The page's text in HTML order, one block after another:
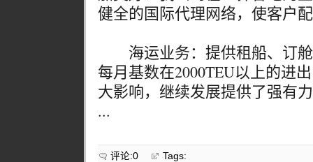
健全的国际代理网络，使客户
海运业务：提供租船、订舱
每月基数在2000TEU以上的进
大影响，继续发展提供了强有
...
评论:0 Tags: